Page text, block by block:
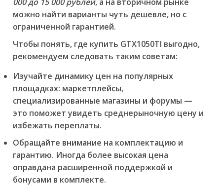
можно найти варианты чуть дешевле, но с
ограниченной гарантией.
Чтобы понять, где купить GTX1050TI выгодно,
рекомендуем следовать таким советам:
Изучайте динамику цен на популярных
площадках: маркетплейсы,
специализированные магазины и форумы —
это поможет увидеть среднерыночную цену и
избежать переплаты.
Обращайте внимание на комплектацию и
гарантию. Иногда более высокая цена
оправдана расширенной поддержкой и
бонусами в комплекте.